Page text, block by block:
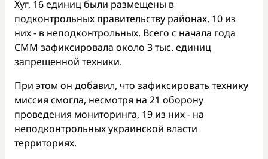
Хуг, 16 единиц были размещены в
подконтрольных правительству районах, 10 из
них - в неподконтрольных. Всего с начала года
СММ зафиксировала около 3 тыс. единиц
запрещенной техники.
При этом он добавил, что зафиксировать технику
миссия смогла, несмотря на 21 оборону
проведения мониторинга, 19 из них - на
неподконтрольных украинской власти
территориях.